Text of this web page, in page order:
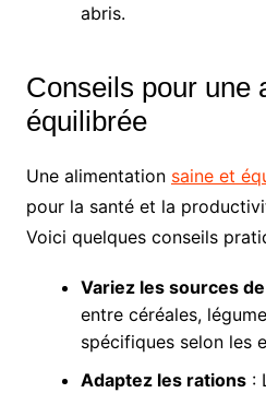
abris.
Conseils pour une
équilibrée
Une alimentation saine et
pour la santé et la
Voici quelques conseils
Variez les sources
entre céréales,
spécifiques selon les
Adaptez les rations: